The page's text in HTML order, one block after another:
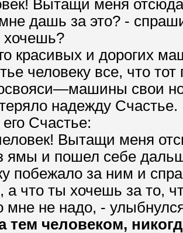
Вытащи меня
дашь за это? -
хочешь?
красивых и дорогих
человеку все, что
свои
надежду
Счастье:
Вытащи меня
ямы и пошел себе
побежало за ним и
что ты хочешь за то,
мне не надо, -
тем человеком,